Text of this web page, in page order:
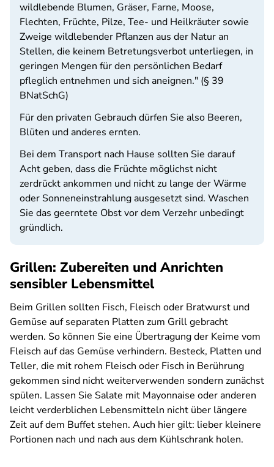
wildlebende Blumen, Gräser, Farne, Moose,
Flechten, Früchte, Pilze, Tee- und Heilkräuter sowie
Zweige wildlebender Pflanzen aus der Natur an
Stellen, die keinem Betretungsverbot unterliegen, in
geringen Mengen für den persönlichen Bedarf
pfleglich entnehmen und sich aneignen." (§ 39
BNatSchG)
Für den privaten Gebrauch dürfen Sie also Beeren,
Blüten und anderes ernten.
Bei dem Transport nach Hause sollten Sie darauf
Acht geben, dass die Früchte möglichst nicht
zerdrückt ankommen und nicht zu lange der Wärme
oder Sonneneinstrahlung ausgesetzt sind. Waschen
Sie das geerntete Obst vor dem Verzehr unbedingt
gründlich.
Grillen: Zubereiten und Anrichten
sensibler Lebensmittel
Beim Grillen sollten Fisch, Fleisch oder Bratwurst und
Gemüse auf separaten Platten zum Grill gebracht
werden. So können Sie eine Übertragung der Keime vom
Fleisch auf das Gemüse verhindern. Besteck, Platten und
Teller, die mit rohem Fleisch oder Fisch in Berührung
gekommen sind nicht weiterverwenden sondern zunächst
spülen. Lassen Sie Salate mit Mayonnaise oder anderen
leicht verderblichen Lebensmitteln nicht über längere
Zeit auf dem Buffet stehen. Auch hier gilt: lieber kleinere
Portionen nach und nach aus dem Kühlschrank holen.